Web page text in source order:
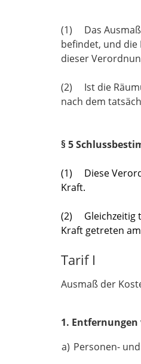
(1) Das Ausmaß
befindet, und die
dieser
(2) Ist die
nach dem
§ 5
(1) Diese
Kraft.
(2) Gleichzeitig
Kraft getreten
Tarif I
Ausmaß der
1. Entfernungen
a) Personen-